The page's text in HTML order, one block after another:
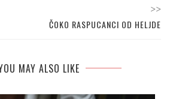
>>
ČOKO RASPUCANCI OD HELJDE
MAY ALSO LIKE